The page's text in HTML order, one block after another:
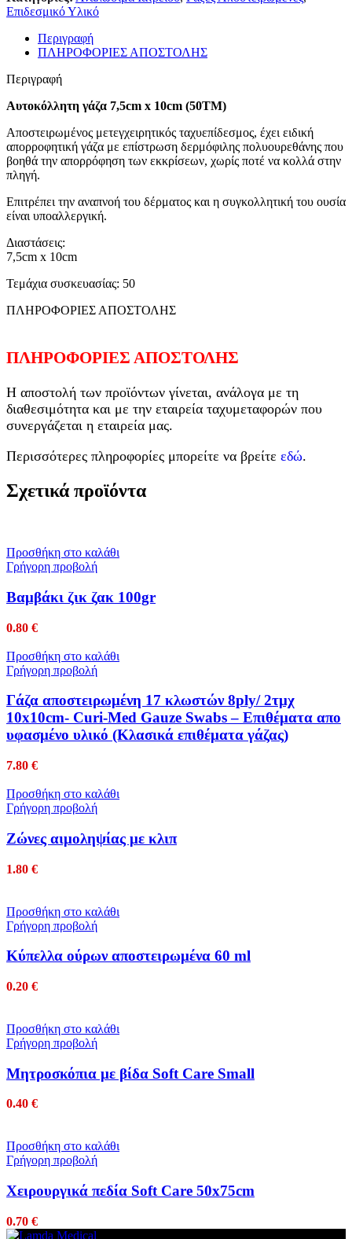
Επιδεσμικό Υλικό
Περιγραφή
ΠΛΗΡΟΦΟΡΙΕΣ ΑΠΟΣΤΟΛΗΣ
Περιγραφή
Αυτοκόλλητη γάζα 7,5cm x 10cm (50TM)
Αποστειρωμένος μετεγχειρητικός ταχυεπίδεσμος, έχει ειδική
απορροφητική γάζα με επίστρωση δερμόφιλης πολυουρεθάνης που
βοηθά την απορρόφηση των εκκρίσεων, χωρίς ποτέ να κολλά στην
πληγή.
Επιτρέπει την αναπνοή του δέρματος και η συγκολλητική του ουσία
είναι υποαλλεργική.
Διαστάσεις:
7,5cm x 10cm
Τεμάχια συσκευασίας: 50
ΠΛΗΡΟΦΟΡΙΕΣ ΑΠΟΣΤΟΛΗΣ
ΠΛΗΡΟΦΟΡΙΕΣ ΑΠΟΣΤΟΛΗΣ
Η αποστολή των προϊόντων γίνεται, ανάλογα με τη
διαθεσιμότητα και με την εταιρεία ταχυμεταφορών που
συνεργάζεται η εταιρεία μας.
Περισσότερες πληροφορίες μπορείτε να βρείτε εδώ.
Σχετικά προϊόντα
Προσθήκη στο καλάθι
Γρήγορη προβολή
Βαμβάκι ζικ ζακ 100gr
0.80 €
Προσθήκη στο καλάθι
Γρήγορη προβολή
Γάζα αποστειρωμένη 17 κλωστών 8ply/ 2τμχ
10x10cm- Curi-Med Gauze Swabs – Επιθέματα απο
υφασμένο υλικό (Κλασικά επιθέματα γάζας)
7.80 €
Προσθήκη στο καλάθι
Γρήγορη προβολή
Ζώνες αιμοληψίας με κλιπ
1.80 €
Προσθήκη στο καλάθι
Γρήγορη προβολή
Κύπελλα ούρων αποστειρωμένα 60 ml
0.20 €
Προσθήκη στο καλάθι
Γρήγορη προβολή
Μητροσκόπια με βίδα Soft Care Small
0.40 €
Προσθήκη στο καλάθι
Γρήγορη προβολή
Χειρουργικά πεδία Soft Care 50x75cm
0.70 €